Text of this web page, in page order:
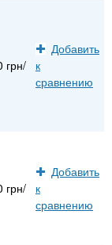
грн/
Добавить
к
сравнению
грн/
Добавить
к
сравнению